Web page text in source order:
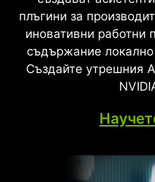
плъгини за
иновативни работни
съдържание
Създайте утрешния
въвежда ново
кадри, подобрена
супер резолюция,
процесори от
поколение тензорни
RTX е най-добрият
от суперкомпютър с
игри на
качество и
задвижвани със
ядра RT от
революционни
рендиране, ускорени